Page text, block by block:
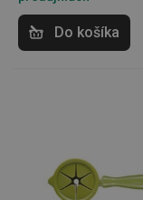
Do košíka
SERVERID